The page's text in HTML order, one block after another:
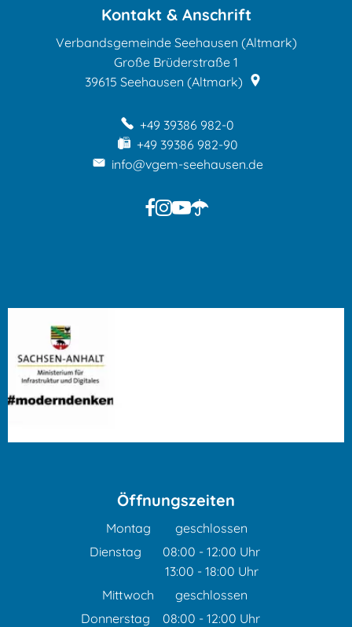
Kontakt & Anschrift
Verbandsgemeinde Seehausen (Altmark)
Große Brüderstraße 1
39615 Seehausen (Altmark)
+49 39386 982-0
+49 39386 982-90
info@vgem-seehausen.de
Öffnungszeiten
Montag
geschlossen
Dienstag
08:00 - 12:00 Uhr
Von 08:00 bis 12:00 Uhr
13:00 - 18:00 Uhr
Von 13:00 bis 18:00 Uhr
Mittwoch
geschlossen
Donnerstag
08:00 - 12:00 Uhr